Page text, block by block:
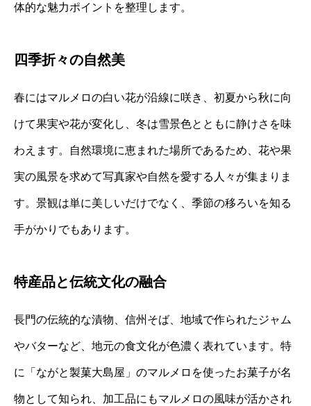
体的な魅力ポイントを整理します。
四季折々の自然美
春にはマルメロの白い花が沿線に咲き、初夏から秋に向
けて果実や花が変化し、冬は雪景色とともに静けさを味
わえます。自然環境に恵まれた場所であるため、花や果
実の風景を求めて写真家や自然を愛する人々が集まりま
す。景観は単に美しいだけでなく、季節の移ろいを知る
手がかりでもあります。
特産品と伝統文化の融合
長門の伝統的な漬物、信州そば、地域で作られたジャム
やバターなど、地元の食文化が色濃く表れています。特
に「ながと製菓大島屋」のマルメロを使ったお菓子が名
物として知られ、加工品にもマルメロの風味が活かされ